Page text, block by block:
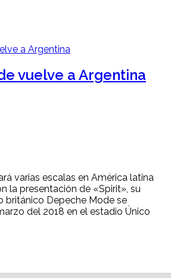
vuelve a Argentina
varias escalas en América latina
la presentación de «Spirit», su
británico Depeche Mode se
del 2018 en el estadio Único